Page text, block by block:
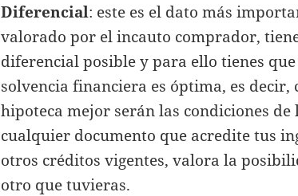
Diferencial: este es el dato más
valorado por el incauto comprador,
diferencial posible y para ello tienes
solvencia financiera es óptima, es decir,
hipoteca mejor serán las condiciones
cualquier documento que acredite tus
otros créditos vigentes, valora la
otro que tuvieras.